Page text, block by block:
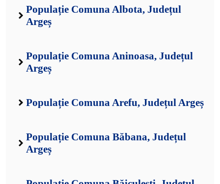
Populație Comuna Albota, Județul
Argeș
Populație Comuna Aninoasa, Județul
Argeș
Populație Comuna Arefu, Județul Argeș
Populație Comuna Băbana, Județul
Argeș